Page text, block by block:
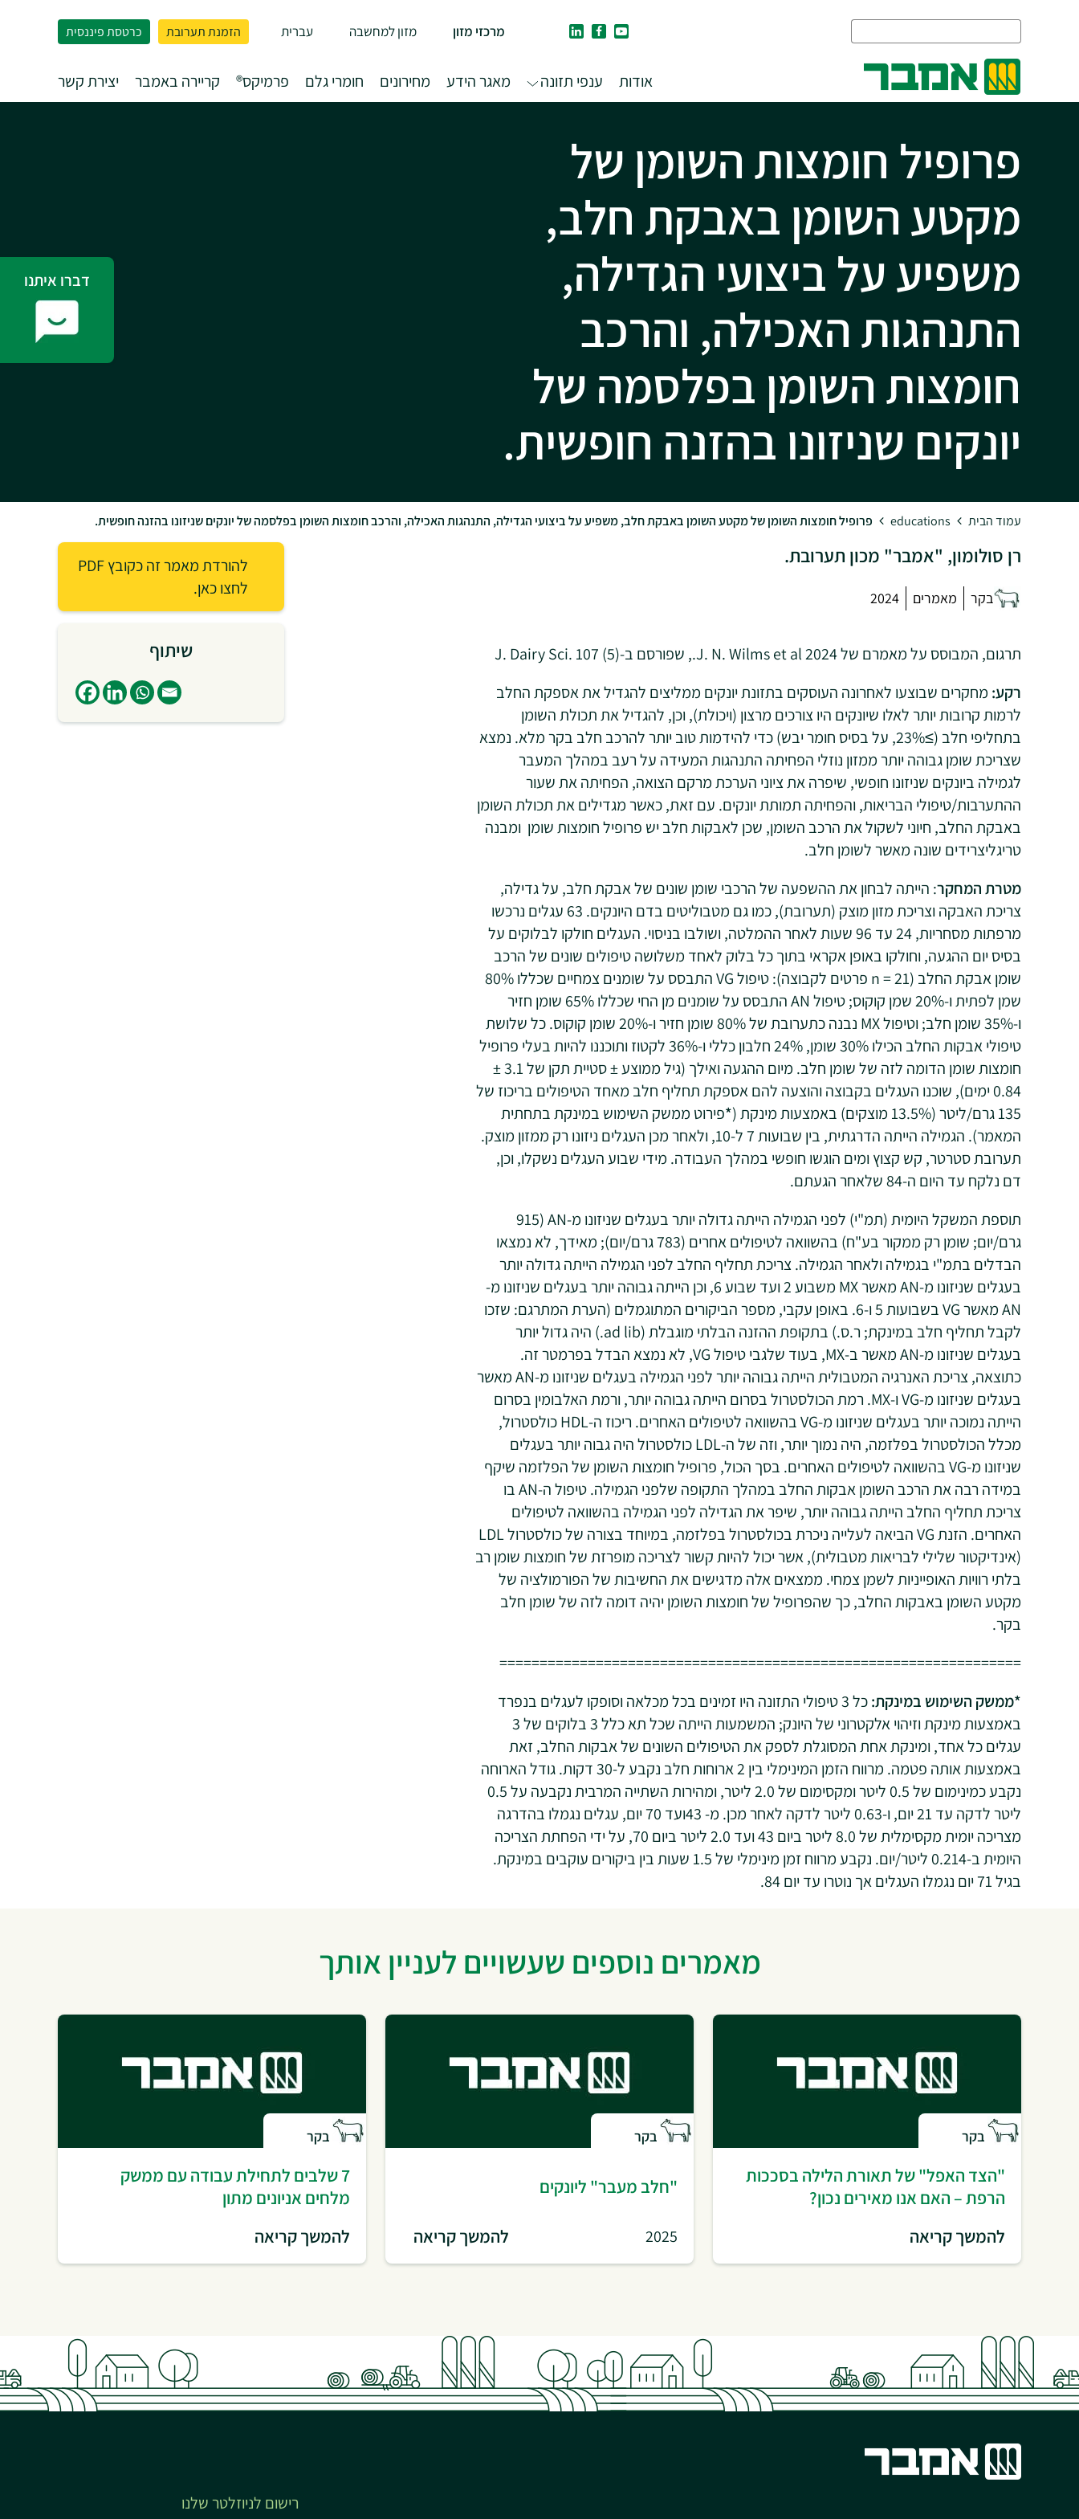
מרכזי מזון מזון למחשבה עברית הזמנת תערובת כרטסת פיננסית
אודות ענפי תזונה מאגר הידע מחירונים חומרי גלם פרמיקס® קריירה באמבר יצירת קשר
דברו איתנו
פרופיל חומצות השומן של
מקטע השומן באבקת חלב,
משפיע על ביצועי הגדילה,
התנהגות האכילה, והרכב
חומצות השומן בפלסמה של
יונקים שניזונו בהזנה חופשית.
עמוד הבית educations פרופיל חומצות השומן של מקטע השומן באבקת חלב, משפיע על ביצועי הגדילה, התנהגות האכילה, והרכב חומצות השומן בפלסמה של יונקים שניזונו בהזנה חופשית.
רן סולומון, "אמבר" מכון תערובת.
בקר מאמרים 2024
תרגום, המבוסס על מאמרם של 2024 J. N. Wilms et al., שפורסם ב-J. Dairy Sci. 107 (5)
רקע: מחקרים שבוצעו לאחרונה העוסקים בתזונת יונקים ממליצים להגדיל את אספקת החלב
לרמות קרובות יותר לאלו שיונקים היו צורכים מרצון (ויכולת), וכן, להגדיל את תכולת השומן
בתחליפי חלב (≥23%, על בסיס חומר יבש) כדי להידמות טוב יותר להרכב חלב בקר מלא. נמצא
שצריכת שומן גבוהה יותר ממזון נוזלי הפחיתה התנהגות המעידה על רעב במהלך המעבר
לגמילה ביונקים שניזונו חופשי, שיפרה את ציוני הערכת מרקם הצואה, הפחיתה את שעור
ההתערבות/טיפולי הבריאות, והפחיתה תמותת יונקים. עם זאת, כאשר מגדילים את תכולת השומן
באבקת החלב, חיוני לשקול את הרכב השומן, שכן לאבקות חלב יש פרופיל חומצות שומן ומבנה
טריגליצרידים שונה מאשר לשומן חלב.
מטרת המחקר: הייתה לבחון את ההשפעה של הרכבי שומן שונים של אבקת חלב, על גדילה,
צריכת האבקה וצריכת מזון מוצק (תערובת), כמו גם מטבוליטים בדם היונקים. 63 עגלים נרכשו
מרפתות מסחריות, 24 עד 96 שעות לאחר ההמלטה, ושולבו בניסוי. העגלים חולקו לבלוקים על
בסיס יום ההגעה, וחולקו באופן אקראי בתוך כל בלוק לאחד משלושה טיפולים שונים של הרכב
שומן אבקת החלב (n = 21 פרטים לקבוצה): טיפול VG התבסס על שומנים צמחיים שכללו 80%
שמן לפתית ו-20% שמן קוקוס; טיפול AN התבסס על שומנים מן החי שכללו 65% שומן חזיר
ו-35% שומן חלב; וטיפול MX נבנה כתערובת של 80% שומן חזיר ו-20% שומן קוקוס. כל שלושת
טיפולי אבקות החלב הכילו 30% שומן, 24% חלבון כללי ו-36% לקטוז ותוכננו להיות בעלי פרופיל
חומצות שומן הדומה לזה של שומן חלב. מיום ההגעה ואילך (גיל ממוצע ± סטיית תקן של 3.1 ±
0.84 ימים), שוכנו העגלים בקבוצה והוצעה להם אספקת תחליף חלב מאחד הטיפולים בריכוז של
135 גרם/ליטר (13.5% מוצקים) באמצעות מינקת (
*פירוט ממשק השימוש במינקת בתחתית
המאמר). הגמילה הייתה הדרגתית, בין שבועות 7 ל-10, ולאחר מכן העגלים ניזונו רק ממזון מוצק.
תערובת סטרטר, קש קצוץ ומים הוגשו חופשי במהלך העבודה. מידי שבוע העגלים נשקלו, וכן,
דם נלקח עד היום ה-84 שלאחר הגעתם.
תוספת המשקל היומית (תמ"י) לפני הגמילה הייתה גדולה יותר בעגלים שניזונו מ-AN (915
גרם/יום; שומן רק ממקור בע"ח) בהשוואה לטיפולים אחרים (783 גרם/יום); מאידך, לא נמצאו
הבדלים בתמ"י בגמילה ולאחר הגמילה. צריכת תחליף החלב לפני הגמילה הייתה גדולה יותר
בעגלים שניזונו מ-AN מאשר MX משבוע 2 ועד שבוע 6, וכן הייתה גבוהה יותר בעגלים שניזונו מ-
AN מאשר VG בשבועות 5 ו-6. באופן עקבי, מספר הביקורים המתוגמלים (הערת המתרגם: שזכו
לקבל תחליף חלב במינקת; ר.ס.) בתקופת ההזנה הבלתי מוגבלת (ad lib.) היה גדול יותר
בעגלים שניזונו מ-AN מאשר ב-MX, בעוד שלגבי טיפול VG, לא נמצא הבדל בפרמטר זה.
כתוצאה, צריכת האנרגיה המטבולית הייתה גבוהה יותר לפני הגמילה בעגלים שניזונו מ-AN מאשר
בעגלים שניזונו מ-VG ו-MX. רמת הכולסטרול בסרום הייתה גבוהה יותר, ורמת האלבומין בסרום
הייתה נמוכה יותר בעגלים שניזונו מ-VG בהשוואה לטיפולים האחרים. ריכוז ה-HDL כולסטרול,
מכלל הכולסטרול בפלזמה, היה נמוך יותר, וזה של ה-LDL כולסטרול היה גבוה יותר בעגלים
שניזונו מ-VG בהשוואה לטיפולים האחרים. בסך הכול, פרופיל חומצות השומן של הפלזמה שיקף
במידה רבה את הרכב השומן אבקות החלב במהלך התקופה שלפני הגמילה. טיפול ה-AN בו
צריכת תחליף החלב הייתה גבוהה יותר, שיפר את הגדילה לפני הגמילה בהשוואה לטיפולים
האחרים. הזנת VG הביאה לעלייה ניכרת בכולסטרול בפלזמה, במיוחד בצורה של כולסטרול LDL
(אינדיקטור שלילי לבריאות מטבולית), אשר יכול להיות קשור לצריכה מופרזת של חומצות שומן רב
בלתי רוויות האופייניות לשמן צמחי. ממצאים אלה מדגישים את החשיבות של הפורמולציה של
מקטע השומן באבקות החלב, כך שהפרופיל של חומצות השומן יהיה דומה לזה של שומן חלב
בקר.
=================================================================
*ממשק השימוש במינקת:
כל 3 טיפולי התזונה היו זמינים בכל מכלאה וסופקו לעגלים בנפרד
באמצעות מינקת וזיהוי אלקטרוני של היונק; המשמעות הייתה שכל תא כלל 3 בלוקים של 3
עגלים כל אחד, ומינקת אחת המסוגלת לספק את הטיפולים השונים של אבקות החלב, זאת
באמצעות אותה פטמה. מרווח הזמן המינימלי בין 2 ארוחות חלב נקבע ל-30 דקות. גודל הארוחה
נקבע כמינימום של 0.5 ליטר ומקסימום של 2.0 ליטר, ומהירות השתייה המרבית נקבעה על 0.5
ליטר לדקה עד 21 יום, ו-0.63 ליטר לדקה לאחר מכן. מ- 43ועד 70 יום, עגלים נגמלו בהדרגה
מצריכה יומית מקסימלית של 8.0 ליטר ביום 43 ועד 2.0 ליטר ביום 70, על ידי הפחתת הצריכה
היומית ב-0.214 ליטר/יום. נקבע מרווח זמן מינימלי של 1.5 שעות בין ביקורים עוקבים במינקת.
בגיל 71 יום נגמלו העגלים אך נוטרו עד יום 84.
להורדת מאמר זה כקובץ PDF
לחצו כאן.
שיתוף
מאמרים נוספים שעשויים לעניין אותך
בקר
"הצד האפל" של תאורת הלילה בסככות
הרפת – האם אנו מאירים נכון?
להמשך קריאה
בקר
"חלב מעבר" ליונקים
2025 להמשך קריאה
בקר
7 שלבים לתחילת עבודה עם ממשק
מלחים אניונים מתון
להמשך קריאה
רישום לניוזלטר שלנו